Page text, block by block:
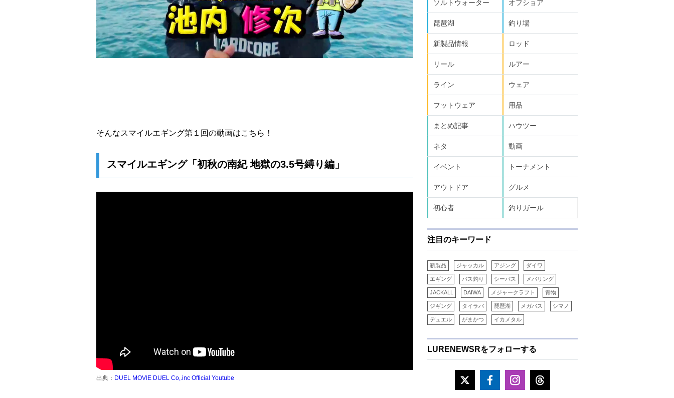
そんなスマイルエギング第１回の動画はこちら！
スマイルエギング「初秋の南紀 地獄の3.5号縛り編」
出典： DUEL MOVIE DUEL Co,.inc Official Youtube
ソルトウォーター オフショア
琵琶湖 釣り場
新製品情報 ロッド
リール ルアー
ライン ウェア
フットウェア 用品
まとめ記事 ハウツー
ネタ 動画
イベント トーナメント
アウトドア グルメ
初心者 釣りガール
注目のキーワード
新製品 ジャッカル アジング ダイワ
エギング バス釣り シーバス メバリング
JACKALL DAIWA メジャークラフト 青物
ジギング タイラバ 琵琶湖 メガバス シマノ
デュエル がまかつ イカメタル
LURENEWSRをフォローする